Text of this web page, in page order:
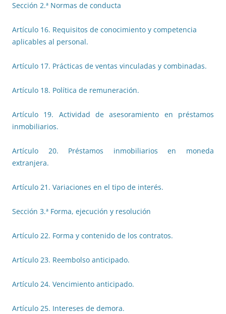
Sección 2.ª Normas de conducta
Artículo 16. Requisitos de conocimiento y competencia
aplicables al personal.
Artículo 17. Prácticas de ventas vinculadas y combinadas.
Artículo 18. Política de remuneración.
Artículo 19. Actividad de asesoramiento en préstamos
inmobiliarios.
Artículo 20. Préstamos inmobiliarios en moneda
extranjera.
Artículo 21. Variaciones en el tipo de interés.
Sección 3.ª Forma, ejecución y resolución
Artículo 22. Forma y contenido de los contratos.
Artículo 23. Reembolso anticipado.
Artículo 24. Vencimiento anticipado.
Artículo 25. Intereses de demora.